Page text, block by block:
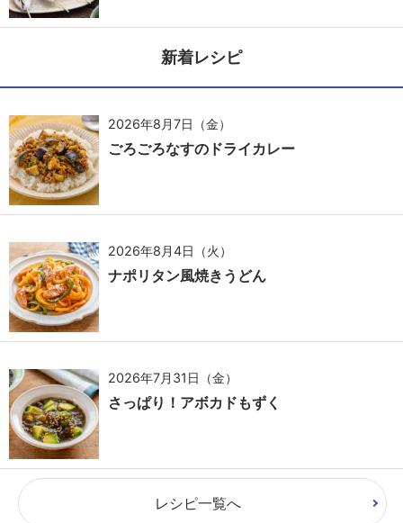
新着レシピ
2026年8月7日（金）
ごろごろなすのドライカレー
2026年8月4日（火）
ナポリタン風焼きうどん
2026年7月31日（金）
さっぱり！アボカドもずく
レシピ一覧へ